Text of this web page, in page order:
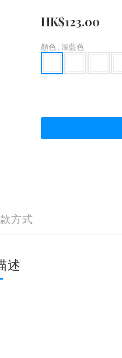
HK$123.00
顏色 : 深藍色
方式
述